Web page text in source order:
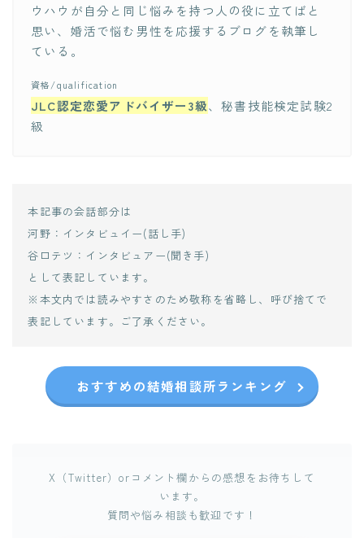
ウハウが自分と同じ悩みを持つ人の役に立てばと
思い、婚活で悩む男性を応援するブログを執筆し
ている。
資格/qualification
JLC認定恋愛アドバイザー3級、秘書技能検定試験2
級
本記事の会話部分は
河野：インタビュイー(話し手)
谷口テツ：インタビュアー(聞き手)
として表記しています。
※本文内では読みやすさのため敬称を省略し、呼び捨てで
表記しています。ご了承ください。
おすすめの結婚相談所ランキング
X（Twitter）orコメント欄からの感想をお待ちして
います。
質問や悩み相談も歓迎です！